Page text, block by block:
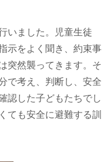
いました。児童生徒
示をよく聞き、約束事
突然襲ってきます。そ
で考え、判断し、安全
認した子どもたちでし
ても安全に避難する訓